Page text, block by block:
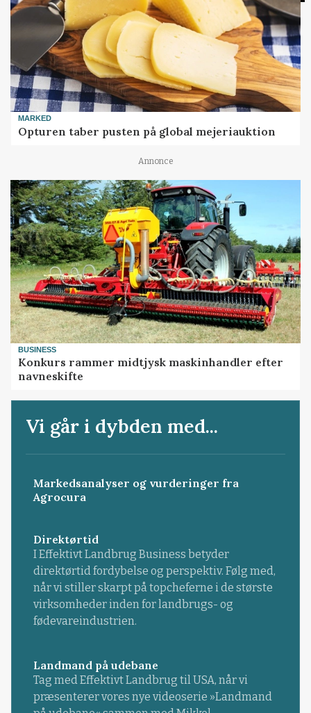
MARKED
Opturen taber pusten på global mejeriauktion
Annonce
BUSINESS
Konkurs rammer midtjysk maskinhandler efter
navneskifte
Vi går i dybden med...
Markedsanalyser og vurderinger fra
Agrocura
Direktørtid
I Effektivt Landbrug Business betyder
direktørtid fordybelse og perspektiv. Følg med,
når vi stiller skarpt på topcheferne i de største
virksomheder inden for landbrugs- og
fødevareindustrien.
Landmand på udebane
Tag med Effektivt Landbrug til USA, når vi
præsenterer vores nye videoserie »Landmand